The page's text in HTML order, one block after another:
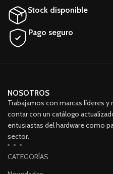
Stock disponible
Pago seguro
NOSOTROS
Trabajamos con marcas líderes y
contar con un catálogo
entusiastas del hardware como
sector.
CATEGORÍAS